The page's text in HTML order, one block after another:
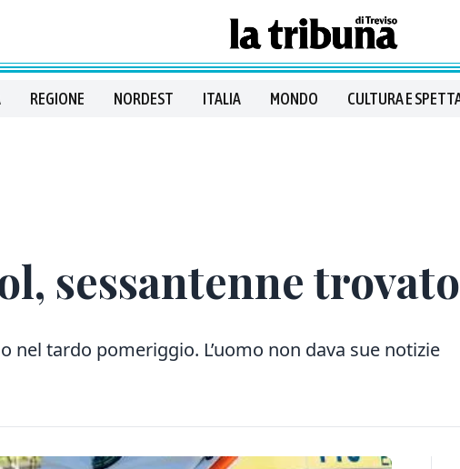
REGIONE NORDEST ITALIA MONDO CULTURA E
sessantenne
nel tardo pomeriggio. L’uomo non dava sue notizie